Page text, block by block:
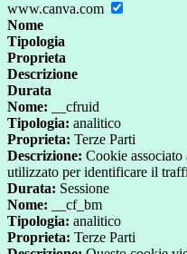
www.canva.com
Nome
Tipologia
Proprieta
Descrizione
Durata
Nome: __cfruid
Tipologia: analitico
Proprieta: Terze Parti
Descrizione: Cookie
utilizzato per identificare il
Durata: Sessione
Nome: __cf_bm
Tipologia: analitico
Proprieta: Terze Parti